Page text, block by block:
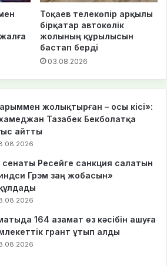
Тоқаев телекөпір арқылы
бірқатар автокөлік
жолының құрылысын
бастап берді
03.08.2026
жолықтырған – осы кісі»:
Тазабек Бекболатқа
айтты
сенаты Ресейге санкция салатын
Грэм заң жобасын»
164 азамат өз кәсібін ашуға
грант ұтып алды